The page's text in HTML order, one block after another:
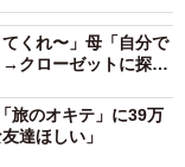
くれ〜」母「自分で
クローゼットに探し
旅のオキテ」に39万
達ほしい」